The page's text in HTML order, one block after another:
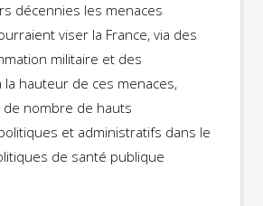
décennies les menaces
viser la France, via des
militaire et des
hauteur de ces menaces,
de nombre de hauts
et administratifs dans le
de santé publique